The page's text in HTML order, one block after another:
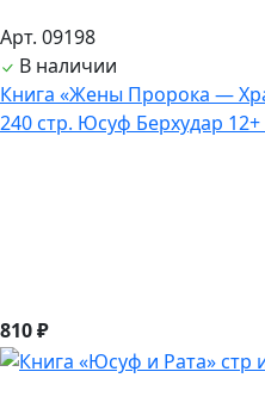
Арт. 09198
В наличии
Книга «Жены Пророка —
240 стр. Юсуф Берхудар
810 ₽